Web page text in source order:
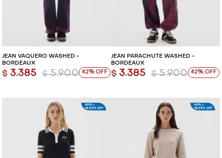
JEAN VAQUERO WASHED -
BORDEAUX
$ 3.385 $ 5.900 42
JEAN PARACHUTE WASHED -
BORDEAUX
$ 3.385 $ 5.900 42
VESTIDOS Y MONOS
CAMISAS Y BLUSAS
SHORTS Y FALDAS
VESTIDOS Y MONOS
CAMISAS Y BLUSAS
SHORTS Y FALDAS